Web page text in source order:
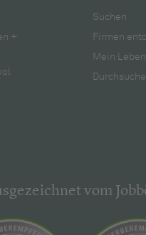
+
Suchen
Firmen
Mein
vom